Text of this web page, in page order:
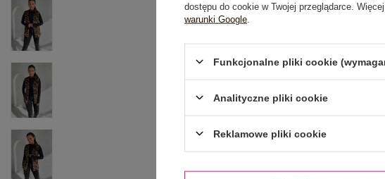
dostępu do cookie w Twojej przeglądarce.
warunki Google
Funkcjonalne pliki cookie
Analityczne pliki cookie
Reklamowe pliki cookie